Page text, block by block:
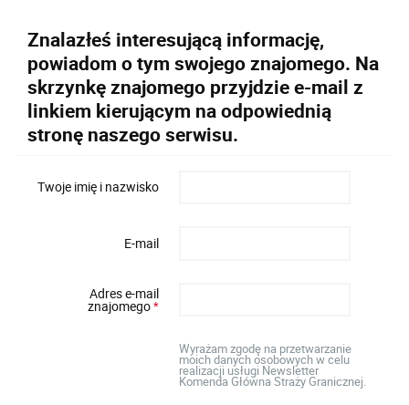
Znalazłeś interesującą informację,
powiadom o tym swojego znajomego. Na
skrzynkę znajomego przyjdzie e-mail z
linkiem kierującym na odpowiednią
stronę naszego serwisu.
Twoje imię i nazwisko
E-mail
Adres e-mail
znajomego*
Wyrażam zgodę na przetwarzanie
moich danych osobowych w celu
realizacji usługi Newsletter
Komenda Główna Straży Granicznej.